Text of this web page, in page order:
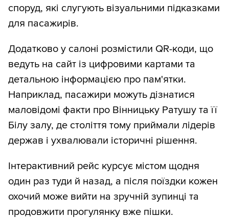
споруд, які слугують візуальними підказками
для пасажирів.
Додатково у салоні розмістили QR-коди, що
ведуть на сайт із цифровими картами та
детальною інформацією про пам'ятки.
Наприклад, пасажири можуть дізнатися
маловідомі факти про Вінницьку Ратушу та її
Білу залу, де століття тому приймали лідерів
держав і ухвалювали історичні рішення.
Інтерактивний рейс курсує містом щодня
один раз туди й назад, а після поїздки кожен
охочий може вийти на зручній зупинці та
продовжити прогулянку вже пішки.